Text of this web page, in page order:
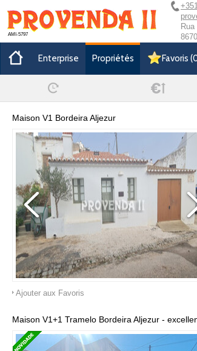
AMI-5797
Enterprise Propriétés Favoris (
Maison V1 Bordeira Aljezur
Ajouter aux Favoris
Maison V1+1 Tramelo Bordeira Aljezur -